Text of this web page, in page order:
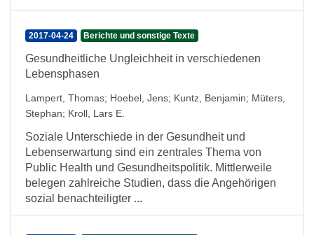
2017-04-24 Berichte und sonstige Texte
Gesundheitliche Ungleichheit in verschiedenen
Lebensphasen
Lampert, Thomas; Hoebel, Jens; Kuntz, Benjamin; Müters,
Stephan; Kroll, Lars E.
Soziale Unterschiede in der Gesundheit und
Lebenserwartung sind ein zentrales Thema von
Public Health und Gesundheitspolitik. Mittlerweile
belegen zahlreiche Studien, dass die Angehörigen
sozial benachteiligter ...